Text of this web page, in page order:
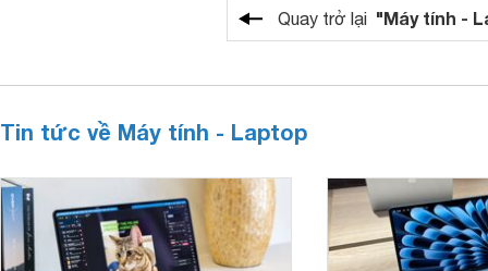
Quay trở lại "Máy tính -
Tin tức về Máy tính - Laptop